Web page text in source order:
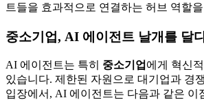
트들을 효과적으로 연결하는 허브 역할
중소기업, AI 에이전트 날개를 달
AI 에이전트는 특히 중소기업 에게 혁신
있습니다. 제한된 자원으로 대기업과 경
입장에서, AI 에이전트는 다음과 같은 이